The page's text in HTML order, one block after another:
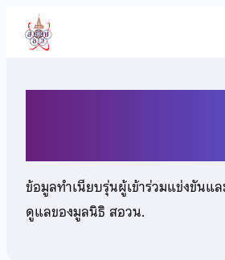
เนื้อหา
ข้อมูลทำเนียบรุ่นผู้เข้าร่วมแข่งขันแ
ดูแลของมูลนิธิ สอวน.